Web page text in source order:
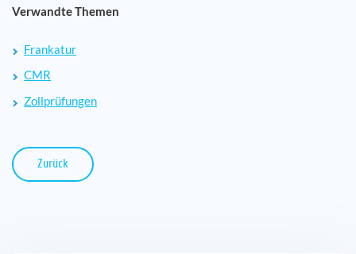
Verwandte Themen
Frankatur
CMR
Zollprüfungen
Zurück